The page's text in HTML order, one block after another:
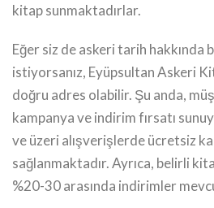
kitap sunmaktadırlar.
Eğer siz de askeri tarih hakkında
istiyorsanız, Eyüpsultan Askeri
doğru adres olabilir. Şu anda,
kampanya ve indirim fırsatı
ve üzeri alışverişlerde ücretsiz
sağlanmaktadır. Ayrıca, belirli
%20-30 arasında indirimler